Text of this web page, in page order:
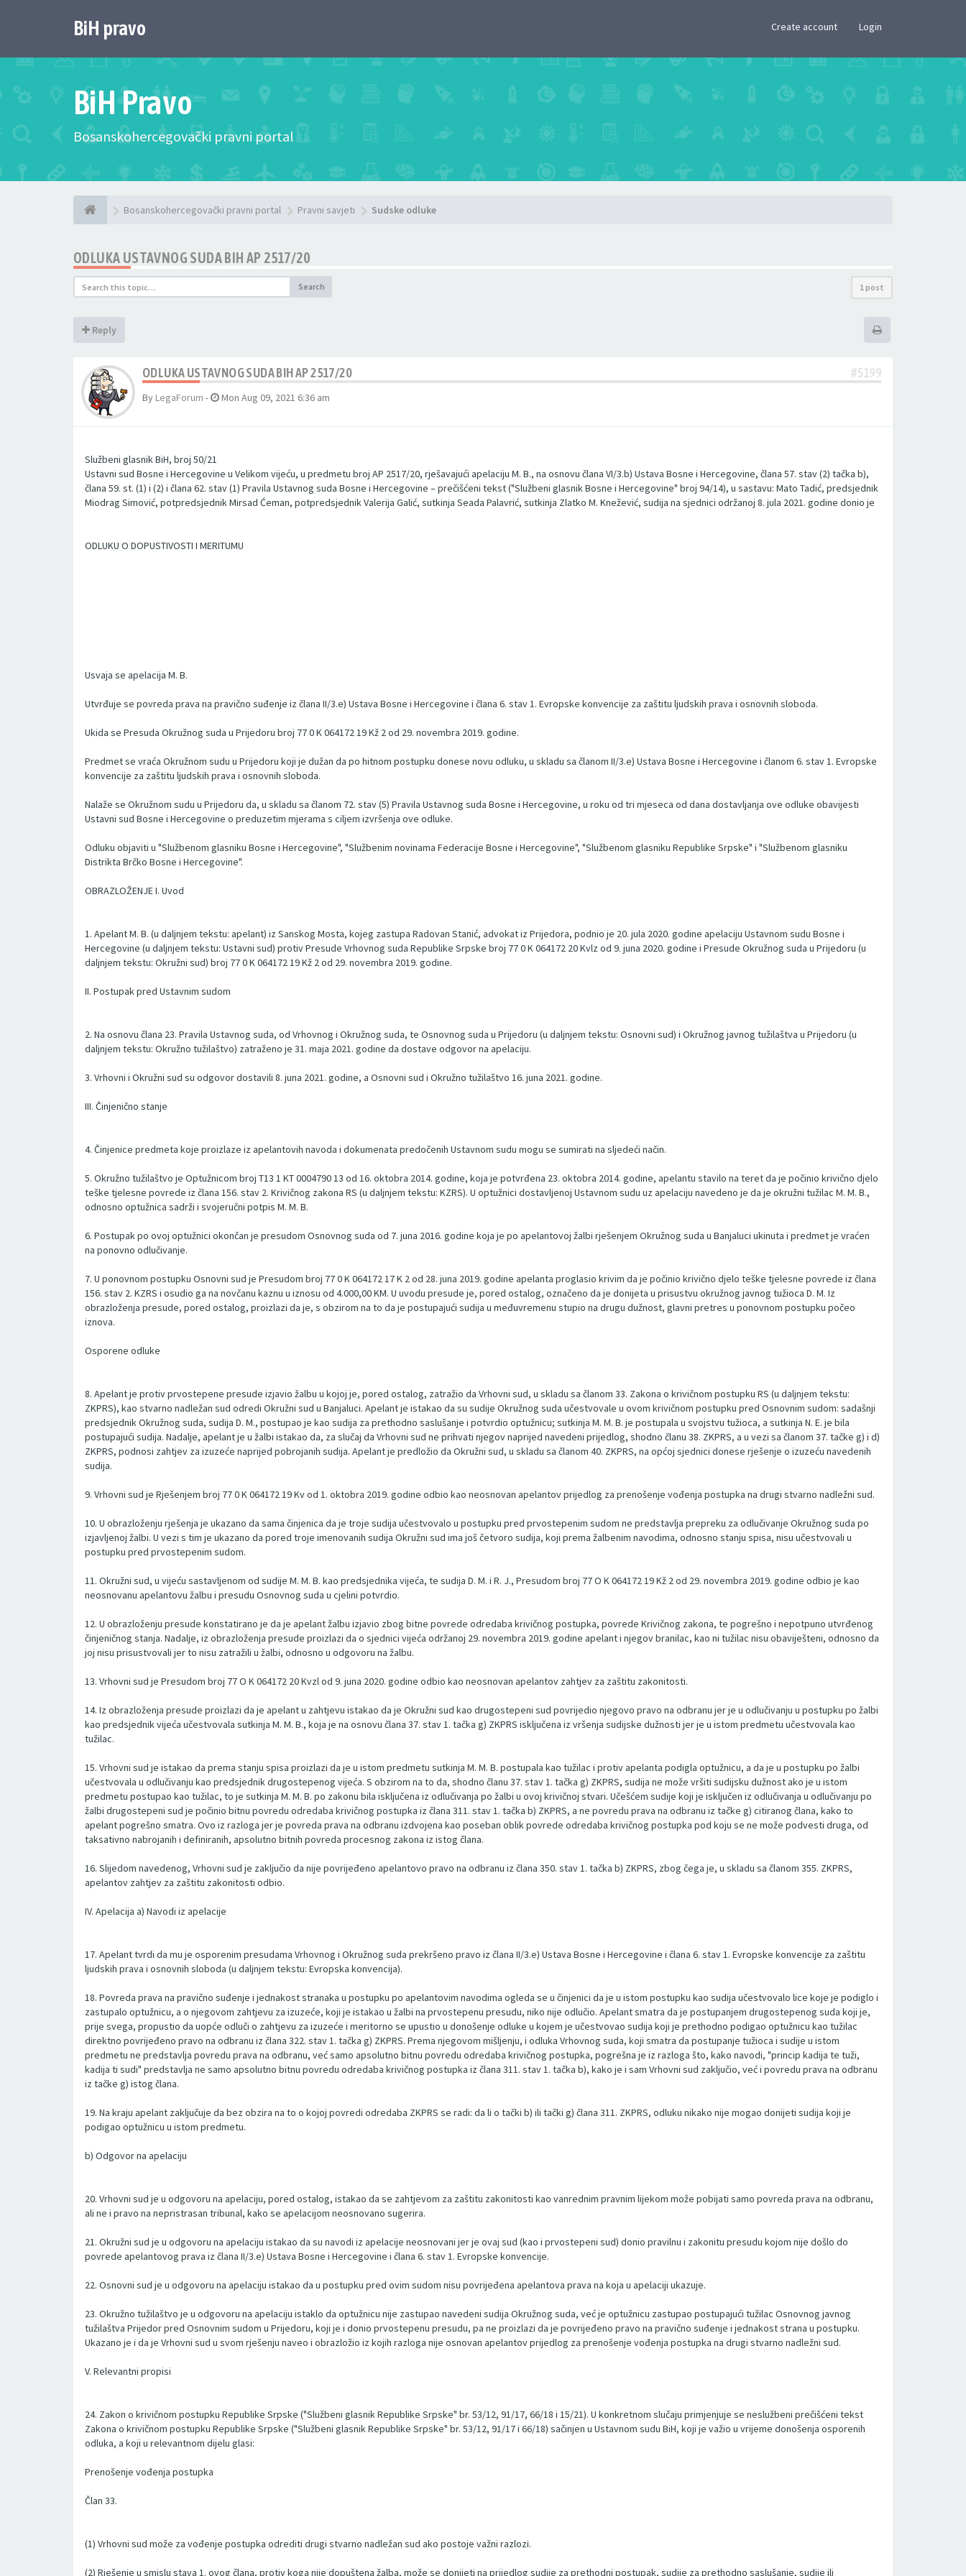
BiH pravo Create account Login
BiH Pravo
Bosanskohercegovački pravni portal
Bosanskohercegovački pravni portal Pravni savjeti Sudske odluke
ODLUKA USTAVNOG SUDA BIH AP 2517/20
Search 1 post
Reply
ODLUKA USTAVNOG SUDA BIH AP 2517/20 #5199
By LegaForum - Mon Aug 09, 2021 6:36 am
Službeni glasnik BiH, broj 50/21
Ustavni sud Bosne i Hercegovine u Velikom vijeću, u predmetu broj AP 2517/20, rješavajući apelaciju M. B., na osnovu člana VI/3.b) Ustava Bosne i Hercegovine, člana 57. stav (2) tačka b),
člana 59. st. (1) i (2) i člana 62. stav (1) Pravila Ustavnog suda Bosne i Hercegovine – prečišćeni tekst ("Službeni glasnik Bosne i Hercegovine" broj 94/14), u sastavu: Mato Tadić, predsjednik
Miodrag Simović, potpredsjednik Mirsad Ćeman, potpredsjednik Valerija Galić, sutkinja Seada Palavrić, sutkinja Zlatko M. Knežević, sudija na sjednici održanoj 8. jula 2021. godine donio je
ODLUKU O DOPUSTIVOSTI I MERITUMU
Usvaja se apelacija M. B.
Utvrđuje se povreda prava na pravično suđenje iz člana II/3.e) Ustava Bosne i Hercegovine i člana 6. stav 1. Evropske konvencije za zaštitu ljudskih prava i osnovnih sloboda.
Ukida se Presuda Okružnog suda u Prijedoru broj 77 0 K 064172 19 Kž 2 od 29. novembra 2019. godine.
Predmet se vraća Okružnom sudu u Prijedoru koji je dužan da po hitnom postupku donese novu odluku, u skladu sa članom II/3.e) Ustava Bosne i Hercegovine i članom 6. stav 1. Evropske
konvencije za zaštitu ljudskih prava i osnovnih sloboda.
Nalaže se Okružnom sudu u Prijedoru da, u skladu sa članom 72. stav (5) Pravila Ustavnog suda Bosne i Hercegovine, u roku od tri mjeseca od dana dostavljanja ove odluke obavijesti
Ustavni sud Bosne i Hercegovine o preduzetim mjerama s ciljem izvršenja ove odluke.
Odluku objaviti u "Službenom glasniku Bosne i Hercegovine", "Službenim novinama Federacije Bosne i Hercegovine", "Službenom glasniku Republike Srpske" i "Službenom glasniku
Distrikta Brčko Bosne i Hercegovine".
OBRAZLOŽENJE I. Uvod
1. Apelant M. B. (u daljnjem tekstu: apelant) iz Sanskog Mosta, kojeg zastupa Radovan Stanić, advokat iz Prijedora, podnio je 20. jula 2020. godine apelaciju Ustavnom sudu Bosne i
Hercegovine (u daljnjem tekstu: Ustavni sud) protiv Presude Vrhovnog suda Republike Srpske broj 77 0 K 064172 20 Kvlz od 9. juna 2020. godine i Presude Okružnog suda u Prijedoru (u
daljnjem tekstu: Okružni sud) broj 77 0 K 064172 19 Kž 2 od 29. novembra 2019. godine.
II. Postupak pred Ustavnim sudom
2. Na osnovu člana 23. Pravila Ustavnog suda, od Vrhovnog i Okružnog suda, te Osnovnog suda u Prijedoru (u daljnjem tekstu: Osnovni sud) i Okružnog javnog tužilaštva u Prijedoru (u
daljnjem tekstu: Okružno tužilaštvo) zatraženo je 31. maja 2021. godine da dostave odgovor na apelaciju.
3. Vrhovni i Okružni sud su odgovor dostavili 8. juna 2021. godine, a Osnovni sud i Okružno tužilaštvo 16. juna 2021. godine.
III. Činjenično stanje
4. Činjenice predmeta koje proizlaze iz apelantovih navoda i dokumenata predočenih Ustavnom sudu mogu se sumirati na sljedeći način.
5. Okružno tužilaštvo je Optužnicom broj T13 1 KT 0004790 13 od 16. oktobra 2014. godine, koja je potvrđena 23. oktobra 2014. godine, apelantu stavilo na teret da je počinio krivično djelo
teške tjelesne povrede iz člana 156. stav 2. Krivičnog zakona RS (u daljnjem tekstu: KZRS). U optužnici dostavljenoj Ustavnom sudu uz apelaciju navedeno je da je okružni tužilac M. M. B.,
odnosno optužnica sadrži i svojeručni potpis M. M. B.
6. Postupak po ovoj optužnici okončan je presudom Osnovnog suda od 7. juna 2016. godine koja je po apelantovoj žalbi rješenjem Okružnog suda u Banjaluci ukinuta i predmet je vraćen
na ponovno odlučivanje.
7. U ponovnom postupku Osnovni sud je Presudom broj 77 0 K 064172 17 K 2 od 28. juna 2019. godine apelanta proglasio krivim da je počinio krivično djelo teške tjelesne povrede iz člana
156. stav 2. KZRS i osudio ga na novčanu kaznu u iznosu od 4.000,00 KM. U uvodu presude je, pored ostalog, označeno da je donijeta u prisustvu okružnog javnog tužioca D. M. Iz
obrazloženja presude, pored ostalog, proizlazi da je, s obzirom na to da je postupajući sudija u međuvremenu stupio na drugu dužnost, glavni pretres u ponovnom postupku počeo
iznova.
Osporene odluke
8. Apelant je protiv prvostepene presude izjavio žalbu u kojoj je, pored ostalog, zatražio da Vrhovni sud, u skladu sa članom 33. Zakona o krivičnom postupku RS (u daljnjem tekstu:
ZKPRS), kao stvarno nadležan sud odredi Okružni sud u Banjaluci. Apelant je istakao da su sudije Okružnog suda učestvovale u ovom krivičnom postupku pred Osnovnim sudom: sadašnji
predsjednik Okružnog suda, sudija D. M., postupao je kao sudija za prethodno saslušanje i potvrdio optužnicu; sutkinja M. M. B. je postupala u svojstvu tužioca, a sutkinja N. E. je bila
postupajući sudija. Nadalje, apelant je u žalbi istakao da, za slučaj da Vrhovni sud ne prihvati njegov naprijed navedeni prijedlog, shodno članu 38. ZKPRS, a u vezi sa članom 37. tačke g) i d)
ZKPRS, podnosi zahtjev za izuzeće naprijed pobrojanih sudija. Apelant je predložio da Okružni sud, u skladu sa članom 40. ZKPRS, na općoj sjednici donese rješenje o izuzeću navedenih
sudija.
9. Vrhovni sud je Rješenjem broj 77 0 K 064172 19 Kv od 1. oktobra 2019. godine odbio kao neosnovan apelantov prijedlog za prenošenje vođenja postupka na drugi stvarno nadležni sud.
10. U obrazloženju rješenja je ukazano da sama činjenica da je troje sudija učestvovalo u postupku pred prvostepenim sudom ne predstavlja prepreku za odlučivanje Okružnog suda po
izjavljenoj žalbi. U vezi s tim je ukazano da pored troje imenovanih sudija Okružni sud ima još četvoro sudija, koji prema žalbenim navodima, odnosno stanju spisa, nisu učestvovali u
postupku pred prvostepenim sudom.
11. Okružni sud, u vijeću sastavljenom od sudije M. M. B. kao predsjednika vijeća, te sudija D. M. i R. J., Presudom broj 77 O K 064172 19 Kž 2 od 29. novembra 2019. godine odbio je kao
neosnovanu apelantovu žalbu i presudu Osnovnog suda u cjelini potvrdio.
12. U obrazloženju presude konstatirano je da je apelant žalbu izjavio zbog bitne povrede odredaba krivičnog postupka, povrede Krivičnog zakona, te pogrešno i nepotpuno utvrđenog
činjeničnog stanja. Nadalje, iz obrazloženja presude proizlazi da o sjednici vijeća održanoj 29. novembra 2019. godine apelant i njegov branilac, kao ni tužilac nisu obaviješteni, odnosno da
joj nisu prisustvovali jer to nisu zatražili u žalbi, odnosno u odgovoru na žalbu.
13. Vrhovni sud je Presudom broj 77 O K 064172 20 Kvzl od 9. juna 2020. godine odbio kao neosnovan apelantov zahtjev za zaštitu zakonitosti.
14. Iz obrazloženja presude proizlazi da je apelant u zahtjevu istakao da je Okružni sud kao drugostepeni sud povrijedio njegovo pravo na odbranu jer je u odlučivanju u postupku po žalbi
kao predsjednik vijeća učestvovala sutkinja M. M. B., koja je na osnovu člana 37. stav 1. tačka g) ZKPRS isključena iz vršenja sudijske dužnosti jer je u istom predmetu učestvovala kao
tužilac.
15. Vrhovni sud je istakao da prema stanju spisa proizlazi da je u istom predmetu sutkinja M. M. B. postupala kao tužilac i protiv apelanta podigla optužnicu, a da je u postupku po žalbi
učestvovala u odlučivanju kao predsjednik drugostepenog vijeća. S obzirom na to da, shodno članu 37. stav 1. tačka g) ZKPRS, sudija ne može vršiti sudijsku dužnost ako je u istom
predmetu postupao kao tužilac, to je sutkinja M. M. B. po zakonu bila isključena iz odlučivanja po žalbi u ovoj krivičnoj stvari. Učešćem sudije koji je isključen iz odlučivanja u odlučivanju po
žalbi drugostepeni sud je počinio bitnu povredu odredaba krivičnog postupka iz člana 311. stav 1. tačka b) ZKPRS, a ne povredu prava na odbranu iz tačke g) citiranog člana, kako to
apelant pogrešno smatra. Ovo iz razloga jer je povreda prava na odbranu izdvojena kao poseban oblik povrede odredaba krivičnog postupka pod koju se ne može podvesti druga, od
taksativno nabrojanih i definiranih, apsolutno bitnih povreda procesnog zakona iz istog člana.
16. Slijedom navedenog, Vrhovni sud je zaključio da nije povrijeđeno apelantovo pravo na odbranu iz člana 350. stav 1. tačka b) ZKPRS, zbog čega je, u skladu sa članom 355. ZKPRS,
apelantov zahtjev za zaštitu zakonitosti odbio.
IV. Apelacija a) Navodi iz apelacije
17. Apelant tvrdi da mu je osporenim presudama Vrhovnog i Okružnog suda prekršeno pravo iz člana II/3.e) Ustava Bosne i Hercegovine i člana 6. stav 1. Evropske konvencije za zaštitu
ljudskih prava i osnovnih sloboda (u daljnjem tekstu: Evropska konvencija).
18. Povreda prava na pravično suđenje i jednakost stranaka u postupku po apelantovim navodima ogleda se u činjenici da je u istom postupku kao sudija učestvovalo lice koje je podiglo i
zastupalo optužnicu, a o njegovom zahtjevu za izuzeće, koji je istakao u žalbi na prvostepenu presudu, niko nije odlučio. Apelant smatra da je postupanjem drugostepenog suda koji je,
prije svega, propustio da uopće odluči o zahtjevu za izuzeće i meritorno se upustio u donošenje odluke u kojem je učestvovao sudija koji je prethodno podigao optužnicu kao tužilac
direktno povrijeđeno pravo na odbranu iz člana 322. stav 1. tačka g) ZKPRS. Prema njegovom mišljenju, i odluka Vrhovnog suda, koji smatra da postupanje tužioca i sudije u istom
predmetu ne predstavlja povredu prava na odbranu, već samo apsolutno bitnu povredu odredaba krivičnog postupka, pogrešna je iz razloga što, kako navodi, "princip kadija te tuži,
kadija ti sudi" predstavlja ne samo apsolutno bitnu povredu odredaba krivičnog postupka iz člana 311. stav 1. tačka b), kako je i sam Vrhovni sud zaključio, već i povredu prava na odbranu
iz tačke g) istog člana.
19. Na kraju apelant zaključuje da bez obzira na to o kojoj povredi odredaba ZKPRS se radi: da li o tački b) ili tački g) člana 311. ZKPRS, odluku nikako nije mogao donijeti sudija koji je
podigao optužnicu u istom predmetu.
b) Odgovor na apelaciju
20. Vrhovni sud je u odgovoru na apelaciju, pored ostalog, istakao da se zahtjevom za zaštitu zakonitosti kao vanrednim pravnim lijekom može pobijati samo povreda prava na odbranu,
ali ne i pravo na nepristrasan tribunal, kako se apelacijom neosnovano sugerira.
21. Okružni sud je u odgovoru na apelaciju istakao da su navodi iz apelacije neosnovani jer je ovaj sud (kao i prvostepeni sud) donio pravilnu i zakonitu presudu kojom nije došlo do
povrede apelantovog prava iz člana II/3.e) Ustava Bosne i Hercegovine i člana 6. stav 1. Evropske konvencije.
22. Osnovni sud je u odgovoru na apelaciju istakao da u postupku pred ovim sudom nisu povrijeđena apelantova prava na koja u apelaciji ukazuje.
23. Okružno tužilaštvo je u odgovoru na apelaciju istaklo da optužnicu nije zastupao navedeni sudija Okružnog suda, već je optužnicu zastupao postupajući tužilac Osnovnog javnog
tužilaštva Prijedor pred Osnovnim sudom u Prijedoru, koji je i donio prvostepenu presudu, pa ne proizlazi da je povrijeđeno pravo na pravično suđenje i jednakost strana u postupku.
Ukazano je i da je Vrhovni sud u svom rješenju naveo i obrazložio iz kojih razloga nije osnovan apelantov prijedlog za prenošenje vođenja postupka na drugi stvarno nadležni sud.
V. Relevantni propisi
24. Zakon o krivičnom postupku Republike Srpske ("Službeni glasnik Republike Srpske" br. 53/12, 91/17, 66/18 i 15/21). U konkretnom slučaju primjenjuje se neslužbeni prečišćeni tekst
Zakona o krivičnom postupku Republike Srpske ("Službeni glasnik Republike Srpske" br. 53/12, 91/17 i 66/18) sačinjen u Ustavnom sudu BiH, koji je važio u vrijeme donošenja osporenih
odluka, a koji u relevantnom dijelu glasi:
Prenošenje vođenja postupka
Član 33.
(1) Vrhovni sud može za vođenje postupka odrediti drugi stvarno nadležan sud ako postoje važni razlozi.
(2) Rješenje u smislu stava 1. ovog člana, protiv koga nije dopuštena žalba, može se donijeti na prijedlog sudije za prethodni postupak, sudije za prethodno saslušanje, sudije ili